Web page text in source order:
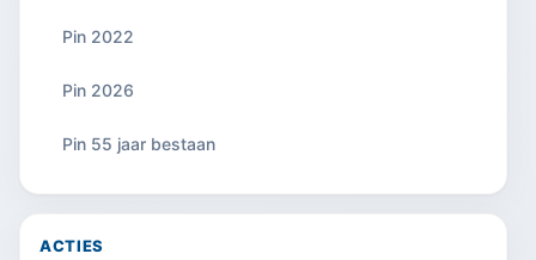
Pin 2022
Pin 2026
Pin 55 jaar bestaan
ACTIES